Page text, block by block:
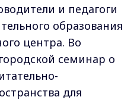
и педагоги
образования
центра. Во
семинар о
для